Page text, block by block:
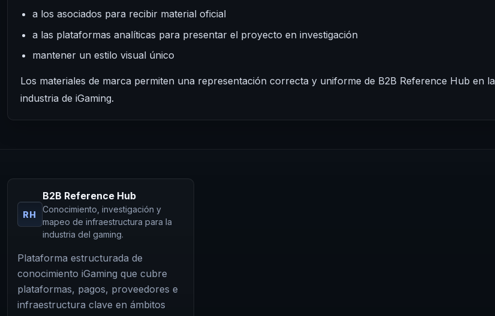
a los asociados para recibir material oficial
a las plataformas analíticas para presentar el proyecto en investigación
mantener un estilo visual único
Los materiales de marca permiten una representación correcta y uniforme de B2B Reference Hub en la
industria de iGaming.
RH
B2B Reference Hub
Conocimiento, investigación y
mapeo de infraestructura para la
industria del gaming.
Plataforma estructurada de
conocimiento iGaming que cubre
plataformas, pagos, proveedores e
infraestructura clave en ámbitos